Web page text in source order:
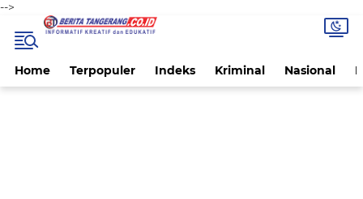
-->
Home Terpopuler Indeks Kriminal Nasional